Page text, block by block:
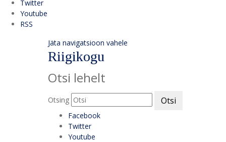
Twitter
Youtube
RSS
Jäta navigatsioon vahele
Riigikogu
Otsi lehelt
Otsing Otsi
Facebook
Twitter
Youtube